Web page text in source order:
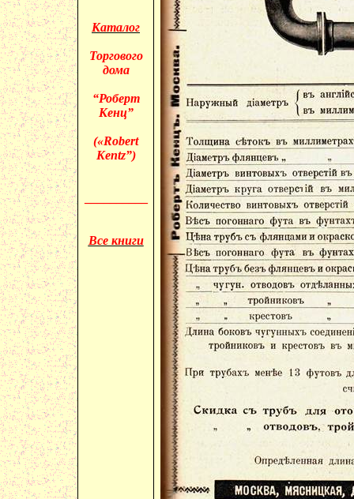
Каталог
Торгового
дома
“Роберт
Кенц”
(«Robert
Kentz”)
Все книги